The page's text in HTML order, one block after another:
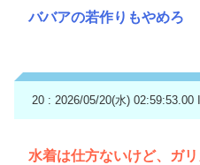
ババアの若作りもやめろ
20 : 2026/05/20(水) 02:59:53.00
水着は仕方ないけど、ガ